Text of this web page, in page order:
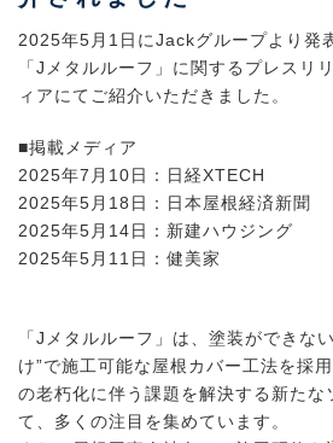
2025年5月1日にJackグループより発
「Jメタルルーフ」に関するプレスリ
ィアにてご紹介いただきました。
■掲載メディア
2025年7月10日：日経XTECH
2025年5月18日：日本屋根経済新聞
2025年5月14日：新建ハウジング
2025年5月11日：健美家
「Jメタルルーフ」は、塗装ができな
け”で施工可能な屋根カバー工法を採
の老朽化に伴う課題を解決する新たな
て、多くの注目を集めています。